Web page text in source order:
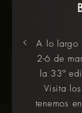
A lo largo
2-6 de
la 33ª
Visita
tenemos